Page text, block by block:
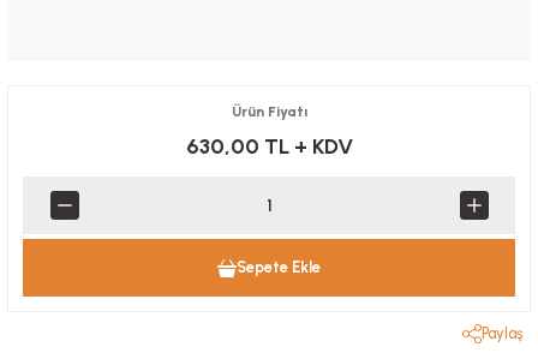
Ürün Fiyatı
630,00 TL + KDV
Sepete Ekle
Paylaş